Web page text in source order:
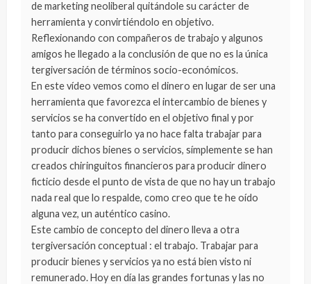
de marketing neoliberal quitándole su carácter de
herramienta y convirtiéndolo en objetivo.
Reflexionando con compañeros de trabajo y algunos
amigos he llegado a la conclusión de que no es la única
tergiversación de términos socio-económicos.
En este vídeo vemos como el dinero en lugar de ser una
herramienta que favorezca el intercambio de bienes y
servicios se ha convertido en el objetivo final y por
tanto para conseguirlo ya no hace falta trabajar para
producir dichos bienes o servicios, símplemente se han
creados chiringuitos financieros para producir dinero
ficticio desde el punto de vista de que no hay un trabajo
nada real que lo respalde, como creo que te he oído
alguna vez, un auténtico casino.
Este cambio de concepto del dinero lleva a otra
tergiversación conceptual : el trabajo. Trabajar para
producir bienes y servicios ya no está bien visto ni
remunerado. Hoy en día las grandes fortunas y las no